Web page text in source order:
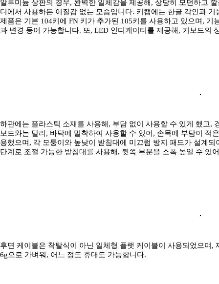
알루미늄 상판의 경우, 완벽한 일체감을 제공해, 상당히 모던하고
디에서 사용하든 이질감 없는 모습입니다. 키캡에는 한글 각인과
제품은 기본 104키에 FN 키가 추가된 105키를 사용하고 있으며,
과 변경 등이 가능합니다. 또, LED 인디케이터를 제공해, 키보드의
하판에는 플라스틱 소재를 사용해, 부담 없이 사용할 수 있게 했고,
보드와는 달리, 바닥에 밀착하여 사용할 수 있어, 손목에 부담이 적
용했으며, 각 모퉁이와 높낮이 받침대에 미끄럼 방지 패드가 설계
단계로 조절 가능한 받침대를 사용해, 뒷쪽 부분을 소폭 높일 수 있
후면 케이블은 착탈식이 아닌 일체형 플랫 케이블이 사용되었으며
6g으로 가벼워, 어느 정도 휴대도 가능합니다.